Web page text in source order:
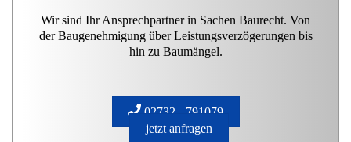
Wir sind Ihr Ansprechpartner in Sachen Baurecht. Von
der Baugenehmigung über Leistungsverzögerungen bis
hin zu Baumängel.
02732 - 791079
jetzt anfragen